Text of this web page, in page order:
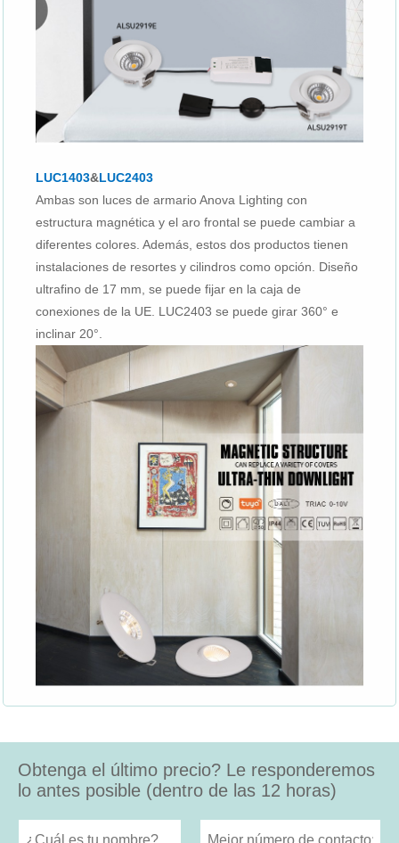
LUC1403&LUC2403
Ambas son luces de armario Anova Lighting con
estructura magnética y el aro frontal se puede cambiar a
diferentes colores. Además, estos dos productos tienen
instalaciones de resortes y cilindros como opción. Diseño
ultrafino de 17 mm, se puede fijar en la caja de
conexiones de la UE. LUC2403 se puede girar 360° e
inclinar 20°.
Obtenga el último precio? Le responderemos
lo antes posible (dentro de las 12 horas)